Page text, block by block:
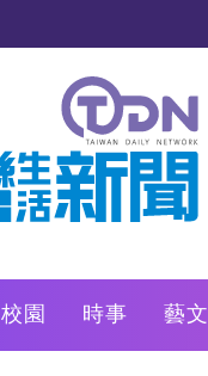
校園 時事 藝文
LO叩敲敲門